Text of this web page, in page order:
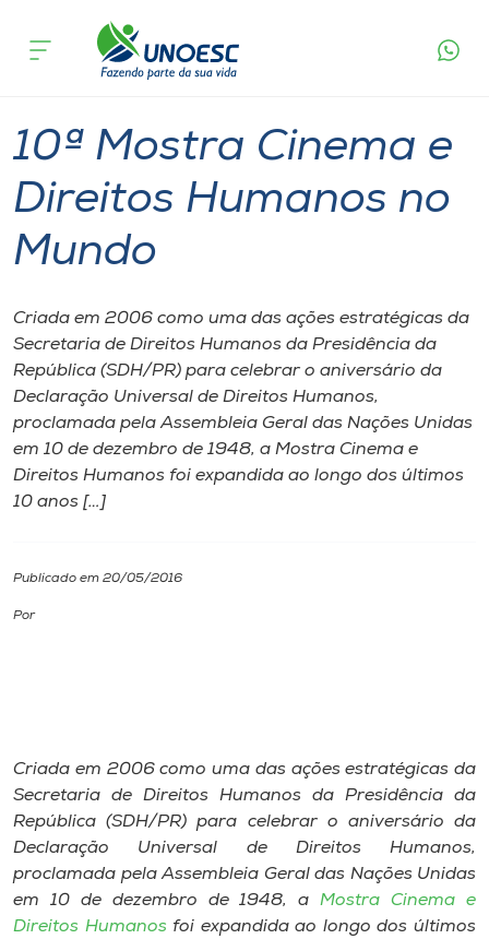
Cursos
Pesquisa
Atendimento ao Estudante
Portal de Ensino
A
Unoesc
Internacionalização
Biblioteca
Editora
Rádio
acontece
10ª Mostra Cinema e
Direitos Humanos no
Mundo
Criada em 2006 como uma das ações estratégicas da
Secretaria de Direitos Humanos da Presidência da
República (SDH/PR) para celebrar o aniversário da
Declaração Universal de Direitos Humanos,
proclamada pela Assembleia Geral das Nações Unidas
em 10 de dezembro de 1948, a Mostra Cinema e
Direitos Humanos foi expandida ao longo dos últimos
10 anos […]
Publicado em 20/05/2016
Por
Criada em 2006 como uma das ações estratégicas da
Secretaria de Direitos Humanos da Presidência da
República (SDH/PR) para celebrar o aniversário da
Declaração Universal de Direitos Humanos,
proclamada pela Assembleia Geral das Nações Unidas
em 10 de dezembro de 1948, aMostra Cinema e
Direitos Humanos foi expandida ao longo dos últimos